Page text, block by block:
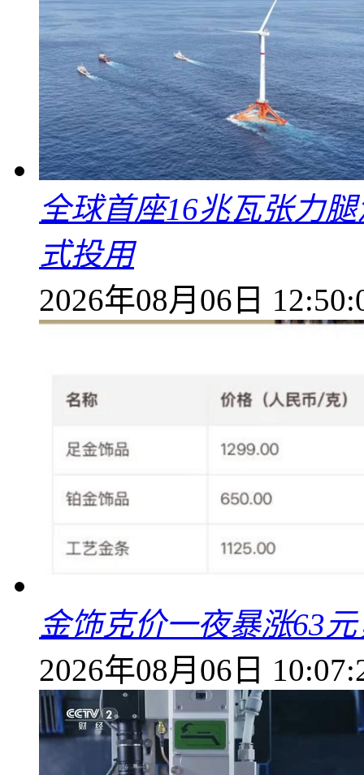
全球首座16兆瓦张力
式投用
2026年08月06日
金饰克价一夜暴涨63
2026年08月06日